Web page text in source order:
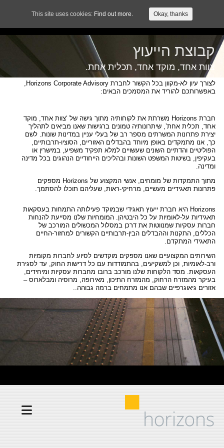
קבוצת הייעוץ
צוות אחד, מוקד אחד, תכלית אחת.
לצורך עיון לא-מקוון בכל הקשור לחברת Horizons Corporate Advisory,
באפשרותכם להוריד את המסמכים הבאים:
Horizons היא חברת ייעוץ תאגידי שבמוקד פעילותה התמחות בעסקאות
תאגידיות על-לאומיות על כל היבטיהן. המומחיות שלנו מסייעת להנחות
חברות עסקיות שמנווטות את דרכן במסלול המכשולים המורכב של
הכללים, התקנות וההבדלים הבין-תרבותיים הקשורים למחזור-החיים
התאגידי המתקדם.
השירותים המקצועיים שאנו מספקים מוקדשים לסיוע לחברות מקומיות
ורב-לאומיות, וכן למשקיעים, בהתמודדות עם כל דרישות החוק, עד לסגירת
העסקאות. מסד הלקוחות שלנו מורכב ברובו מחברות עסקיות ומיחידים,
בעיקר מהמזרח הרחוק, מהמזרח התיכון, מאירופה, מרוסיה ומבלארוס –
אזורים גיאוגרפיים שבהם אנו מתמחים ברמה גבוהה..
חברת Horizons משרתת את לקוחותיה מתוך גישה של ‘צוות אחד, מוקד
אחד, תכלית אחת’, שיתרונותיה טמונים ברגישות שאנו מביאים לתהליך
יצירת פתרונות המשרתים מספר רב של בעלי עניין במדינות שונות. לשם
כך, אנו מתמקדים באופן מיוחד בהבדלים האזוריים, הסוציו-תרבותיים,
הפוליטיים והדתיים השונים שעשויים למלא תפקיד משפיע, במישרין או
בעקיפין, בשיטות המשפט השונות ובהליכים הייחודיים הנהוגים בכל מדינה
ומדינה.
מתוך התמקדות של מומחים, אנשי המקצוע של Horizons מספקים
פתרונות תאגידיים מעשיים, מרחיקי-ראות, שעליהם תוכלו להסתמך.
This site uses cookies: Find out more. Okay, thanks